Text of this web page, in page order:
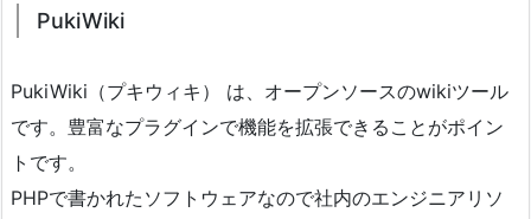
PukiWiki
PukiWiki（プキウィキ） は、オープンソースのwikiツール
です。豊富なプラグインで機能を拡張できることがポイン
トです。
PHPで書かれたソフトウェアなので社内のエンジニアリソ